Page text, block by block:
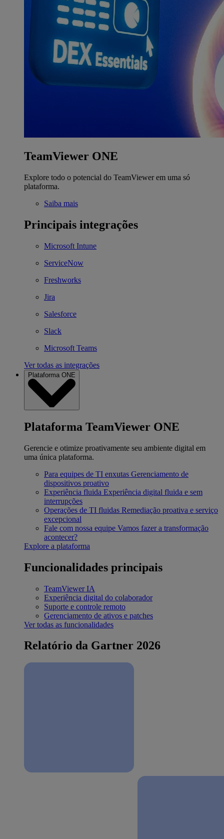
TeamViewer ONE
Explore todo o potencial do TeamViewer em uma só
plataforma.
Saiba mais
Principais integrações
Microsoft Intune
ServiceNow
Freshworks
Jira
Salesforce
Slack
Microsoft Teams
Ver todas as integrações
Plataforma ONE
Plataforma TeamViewer ONE
Gerencie e otimize proativamente seu ambiente digital em
uma única plataforma.
Para equipes de TI enxutas Gerenciamento de
dispositivos proativo
Experiência fluida Experiência digital fluida e sem
interrupções
Operações de TI fluidas Remediação proativa e serviço
excepcional
Fale com nossa equipe Vamos fazer a transformação
acontecer?
Explore a plataforma
Funcionalidades principais
TeamViewer IA
Experiência digital do colaborador
Suporte e controle remoto
Gerenciamento de ativos e patches
Ver todas as funcionalidades
Relatório da Gartner 2026